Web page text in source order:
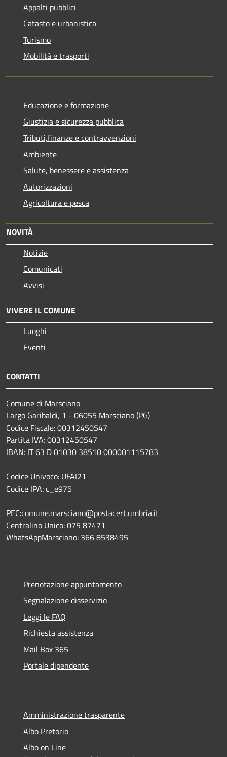
Appalti pubblici
Catasto e urbanistica
Turismo
Mobilità e trasporti
Educazione e formazione
Giustizia e sicurezza pubblica
Tributi,finanze e contravvenzioni
Ambiente
Salute, benessere e assistenza
Autorizzazioni
Agricoltura e pesca
NOVITÀ
Notizie
Comunicati
Avvisi
VIVERE IL COMUNE
Luoghi
Eventi
CONTATTI
Comune di Marsciano
Largo Garibaldi, 1 - 06055 Marsciano (PG)
Codice Fiscale: 00312450547
Partita IVA: 00312450547
IBAN: IT 63 D 01030 38510 000001115783
Codice Univoco: UFAI21
Codice IPA: c_e975
PEC:comune.marsciano@postacert.umbria.it
Centralino Unico: 075 87471
WhatsAppMarsciano: 366 8538495
Prenotazione appuntamento
Segnalazione disservizio
Leggi le FAQ
Richiesta assistenza
Mail Box 365
Portale dipendente
Amministrazione trasparente
Albo Pretorio
Albo on Line